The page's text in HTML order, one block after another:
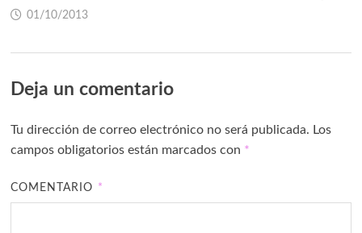
01/10/2013
Deja un comentario
Tu dirección de correo electrónico no será publicada. Los
campos obligatorios están marcados con *
COMENTARIO *